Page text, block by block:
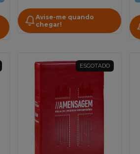
Avise-me quando
chegar!
ESGOTADO